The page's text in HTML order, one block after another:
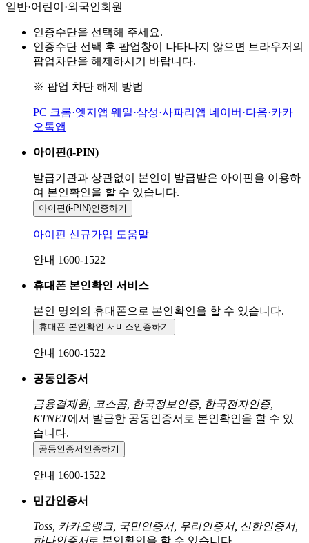
일반·어린이·외국인회원
인증수단을 선택해 주세요.
인증수단 선택 후 팝업창이 나타나지 않으면 브라우저의
팝업차단을 해제하시기 바랍니다.
※ 팝업 차단 해제 방법
PC 크롬·엣지앱 웨일·삼성·사파리앱 네이버·다음·카카
오톡앱
아이핀(i-PIN)
발급기관과 상관없이 본인이 발급받은 아이핀을 이용하
여 본인확인을 할 수 있습니다.
아이핀(i-PIN)인증하기
아이핀 신규가입 도움말
안내 1600-1522
휴대폰 본인확인 서비스
본인 명의의 휴대폰으로 본인확인을 할 수 있습니다.
휴대폰 본인확인 서비스인증하기
안내 1600-1522
공동인증서
금융결제원, 코스콤, 한국정보인증, 한국전자인증,
KTNET에서 발급한 공동인증서로 본인확인을 할 수 있
습니다.
공동인증서 인증하기
안내 1600-1522
민간인증서
Toss, 카카오뱅크, 국민인증서, 우리인증서, 신한인증서,